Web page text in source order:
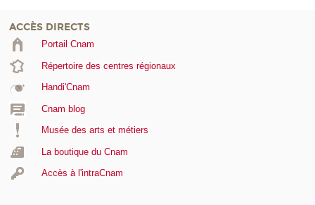
ACCÈS DIRECTS
Portail Cnam
Répertoire des centres régionaux
Handi'Cnam
Cnam blog
Musée des arts et métiers
La boutique du Cnam
Accès à l'intraCnam